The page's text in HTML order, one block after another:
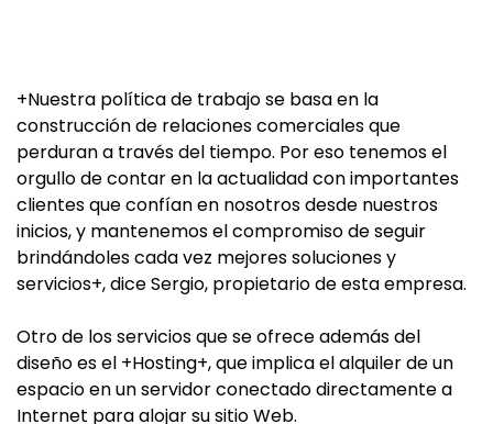
+Nuestra política de trabajo se basa en la
construcción de relaciones comerciales que
perduran a través del tiempo. Por eso tenemos el
orgullo de contar en la actualidad con importantes
clientes que confían en nosotros desde nuestros
inicios, y mantenemos el compromiso de seguir
brindándoles cada vez mejores soluciones y
servicios+, dice Sergio, propietario de esta empresa.
Otro de los servicios que se ofrece además del
diseño es el +Hosting+, que implica el alquiler de un
espacio en un servidor conectado directamente a
Internet para alojar su sitio Web.